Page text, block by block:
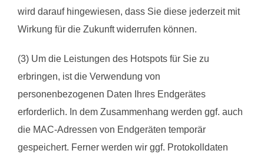
wird darauf hingewiesen, dass Sie diese jederzeit mit
Wirkung für die Zukunft widerrufen können.
(3) Um die Leistungen des Hotspots für Sie zu
erbringen, ist die Verwendung von
personenbezogenen Daten Ihres Endgerätes
erforderlich. In dem Zusammenhang werden ggf. auch
die MAC-Adressen von Endgeräten temporär
gespeichert. Ferner werden wir ggf. Protokolldaten